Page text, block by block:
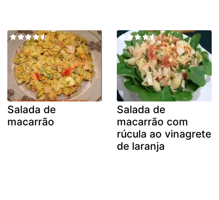
Salada de
macarrão
Salada de
macarrão com
rúcula ao vinagrete
de laranja